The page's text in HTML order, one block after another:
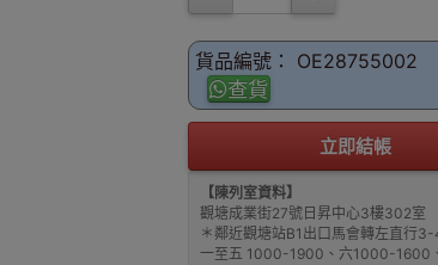
貨品編號： OE28755002
查貨
立即結帳
【陳列室資料】
觀塘成業街27號日昇中心3樓302室
＊鄰近觀塘站B1出口馬會轉左直行
一至五 1000-1900、六1000-1600